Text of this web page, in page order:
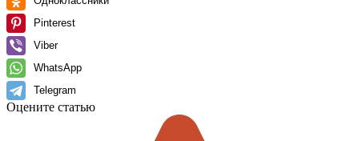
Pinterest
Viber
WhatsApp
Telegram
Оцените статью